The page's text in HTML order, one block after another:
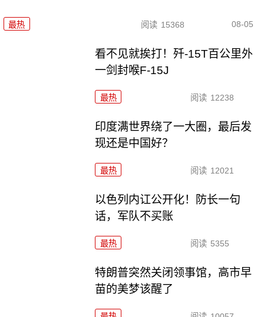
最热 阅读 15368 08-05
看不见就挨打！歼-15T百公里外
一剑封喉F-15J
最热 阅读 12238
印度满世界绕了一大圈，最后发
现还是中国好？
最热 阅读 12021
以色列内讧公开化！防长一句
话，军队不买账
最热 阅读 5355
特朗普突然关闭领事馆，高市早
苗的美梦该醒了